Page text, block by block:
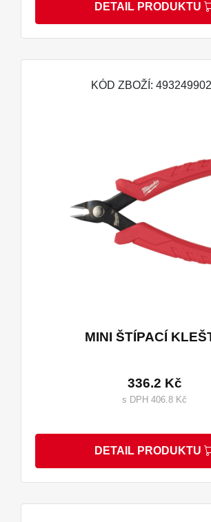
DETAIL PRODUKTU
KÓD ZBOŽÍ:
MINI ŠTÍPACÍ
336.2 Kč
s DPH 406.8 Kč
DETAIL PRODUKTU